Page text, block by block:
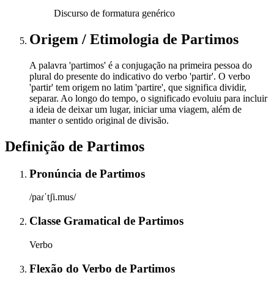
Discurso de formatura genérico
Origem / Etimologia de Partimos
A palavra 'partimos' é a conjugação na primeira pessoa do
plural do presente do indicativo do verbo 'partir'. O verbo
'partir' tem origem no latim 'partire', que significa dividir,
separar. Ao longo do tempo, o significado evoluiu para incluir
a ideia de deixar um lugar, iniciar uma viagem, além de
manter o sentido original de divisão.
Definição de Partimos
Pronúncia de Partimos
/paɾˈtʃi.mus/
Classe Gramatical de Partimos
Verbo
Flexão do Verbo de Partimos